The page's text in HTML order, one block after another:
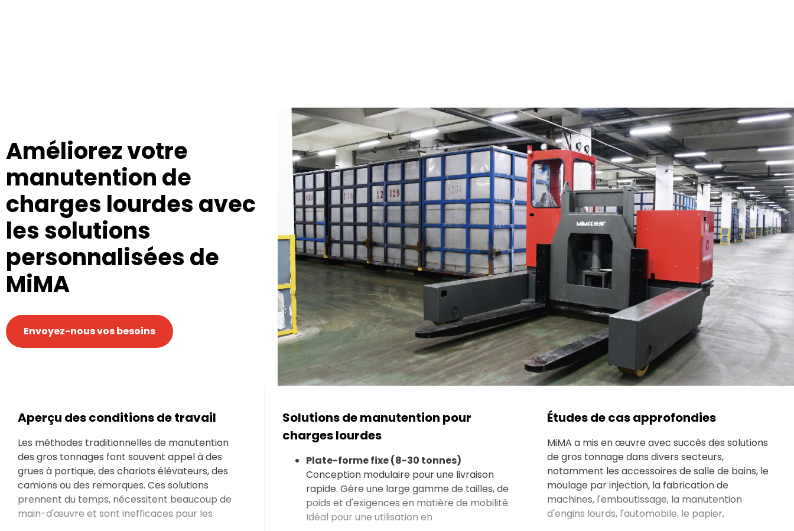
Améliorez votre
manutention de
charges lourdes avec
les solutions
personnalisées de
MiMA
Envoyez-nous vos besoins
Aperçu des conditions de travail
Les méthodes traditionnelles de manutention
des gros tonnages font souvent appel à des
grues à portique, des chariots élévateurs, des
camions ou des remorques. Ces solutions
prennent du temps, nécessitent beaucoup de
main-d'œuvre et sont inefficaces pour les
Solutions de manutention pour
charges lourdes
Plate-forme fixe (8-30 tonnes)
Conception modulaire pour une livraison
rapide. Gère une large gamme de tailles, de
poids et d'exigences en matière de mobilité.
Idéal pour une utilisation en
Études de cas approfondies
MiMA a mis en œuvre avec succès des solutions
de gros tonnage dans divers secteurs,
notamment les accessoires de salle de bains, le
moulage par injection, la fabrication de
machines, l'emboutissage, la manutention
d'engins lourds, l'automobile, le papier,